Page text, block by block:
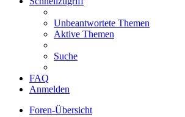
Unbeantwortete Themen
Aktive Themen
Suche
FAQ
Anmelden
Foren-Übersicht